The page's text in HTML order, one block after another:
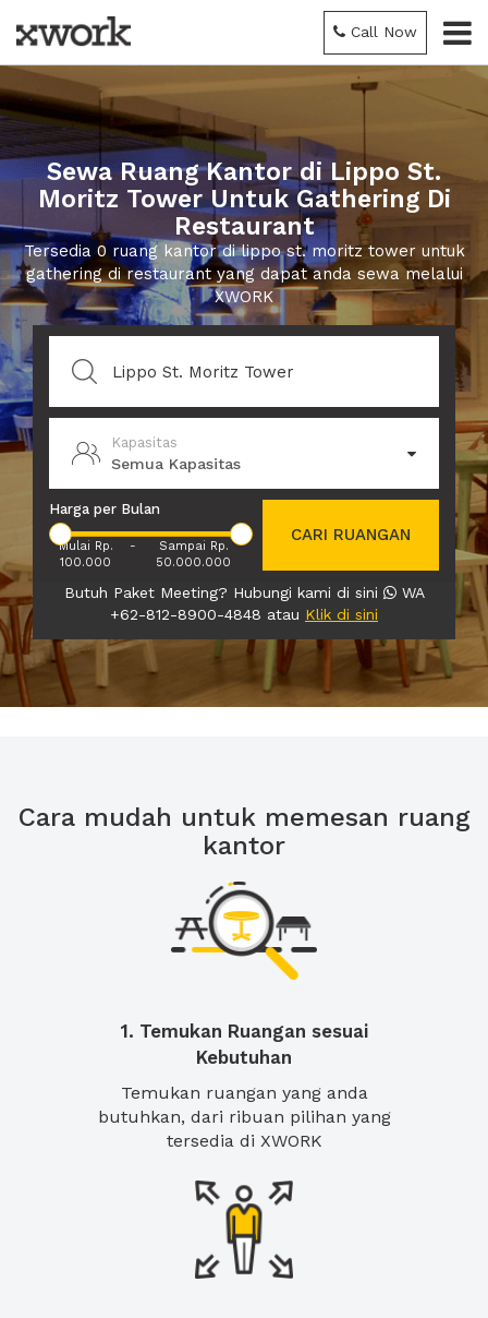
Call Now
Sewa Ruang Kantor di Lippo St.
Moritz Tower Untuk Gathering Di
Restaurant
Tersedia 0 ruang kantor di lippo st. moritz tower untuk
gathering di restaurant yang dapat anda sewa melalui
XWORK
Kapasitas
Semua Kapasitas
Harga per Bulan
Mulai Rp.
100.000
-
Sampai Rp.
50.000.000
CARI RUANGAN
Butuh Paket Meeting? Hubungi kami di sini
WA
+62-812-8900-4848 atau Klik di sini
Cara mudah untuk memesan ruang
kantor
1. Temukan Ruangan sesuai
Kebutuhan
Temukan ruangan yang anda
butuhkan, dari ribuan pilihan yang
tersedia di XWORK